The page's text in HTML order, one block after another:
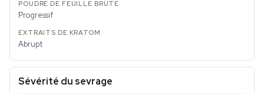
Progressif
Abrupt
Sévérité du sevrage